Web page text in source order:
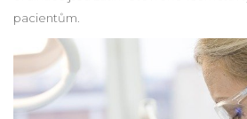
pacientům.